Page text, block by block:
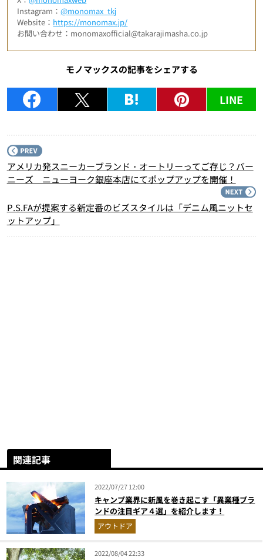
Instagram：@monomax_tkj
Website： https://monomax.jp/
お問い合わせ：monomaxofficial@takarajimasha.co.jp
モノマックスの記事をシェアする
LINE
アメリカ発スニーカーブランド・オートリーってご存じ？バー
ニーズ ニューヨーク銀座本店にてポップアップを開催！
P.S.FAが提案する新定番のビズスタイルは「デニム風ニットセ
ットアップ」
関連記事
2022/07/27 12:00
キャンプ業界に新風を巻き起こす「異業種ブラ
ンドの注目ギア４選」を紹介します！
アウトドア
2022/08/04 22:33